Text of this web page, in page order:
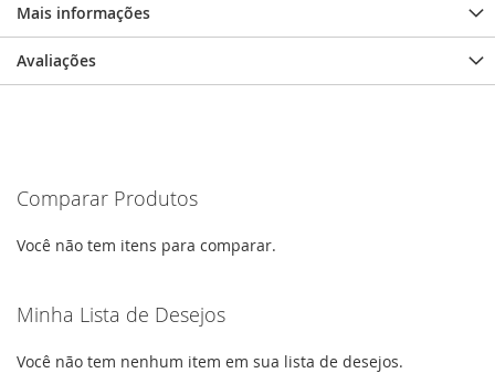
Mais informações
Avaliações
Comparar Produtos
Você não tem itens para comparar.
Minha Lista de Desejos
Você não tem nenhum item em sua lista de desejos.